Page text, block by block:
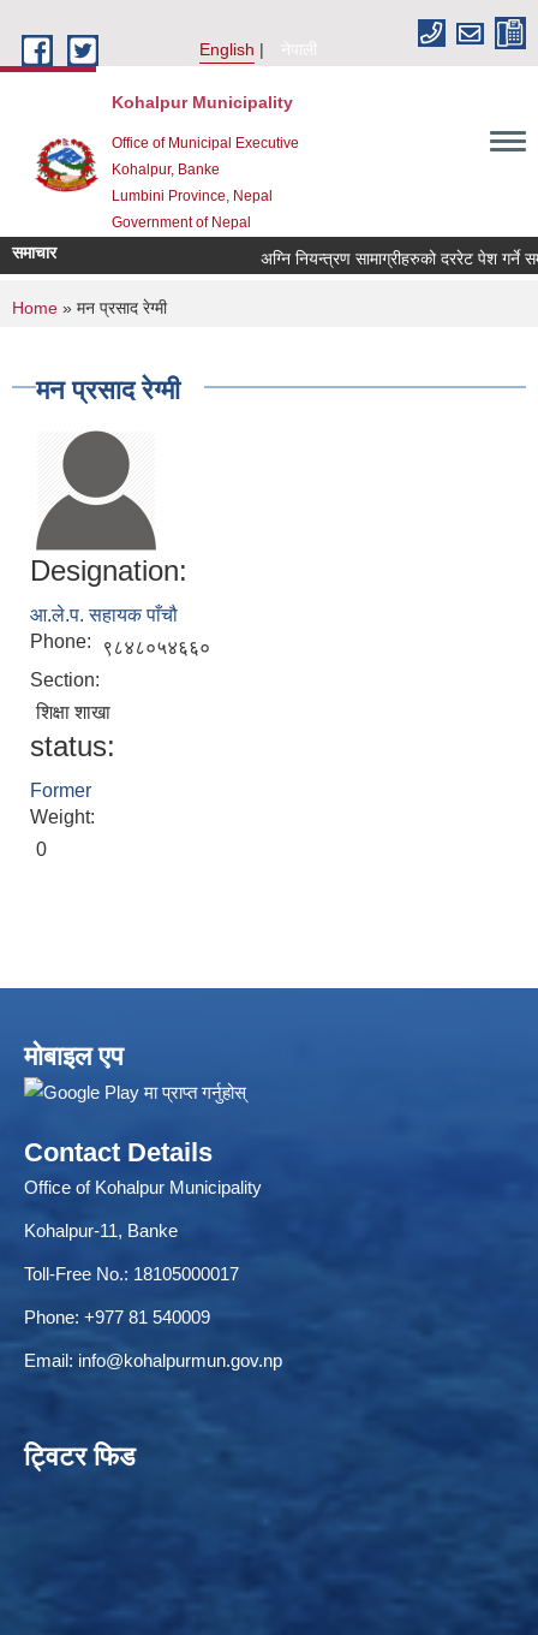
English
नेपाली
Kohalpur Municipality
Office of Municipal Executive
Kohalpur, Banke
Lumbini Province, Nepal
Government of Nepal
समाचार
You are here
Home » मन प्रसाद रेग्मी
मन प्रसाद रेग्मी
Designation:
आ.ले.प. सहायक पाँचौ
Phone:
९८४८०५४६६०
Section:
शिक्षा शाखा
status:
Former
Weight:
0
मोबाइल एप
Contact Details
Office of Kohalpur Municipality
Kohalpur-11, Banke
Toll-Free No.: 18105000017
Phone: +977 81 540009
Email: info@kohalpurmun.gov.np
ट्विटर फिड